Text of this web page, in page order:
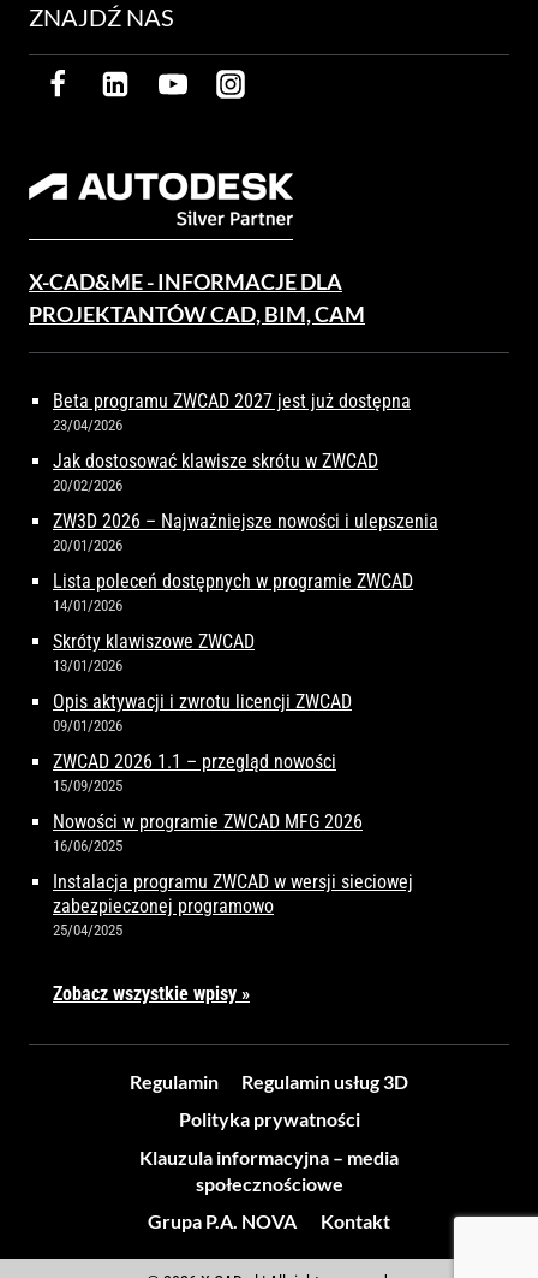
ZNAJDŹ NAS
X-CAD&ME - INFORMACJE DLA
PROJEKTANTÓW CAD, BIM, CAM
Beta programu ZWCAD 2027 jest już dostępna
23/04/2026
Jak dostosować klawisze skrótu w ZWCAD
20/02/2026
ZW3D 2026 – Najważniejsze nowości i ulepszenia
20/01/2026
Lista poleceń dostępnych w programie ZWCAD
14/01/2026
Skróty klawiszowe ZWCAD
13/01/2026
Opis aktywacji i zwrotu licencji ZWCAD
09/01/2026
ZWCAD 2026 1.1 – przegląd nowości
15/09/2025
Nowości w programie ZWCAD MFG 2026
16/06/2025
Instalacja programu ZWCAD w wersji sieciowej
zabezpieczonej programowo
25/04/2025
Zobacz wszystkie wpisy »
Regulamin
Regulamin usług 3D
Polityka prywatności
Klauzula informacyjna – media
społecznościowe
Grupa P.A. NOVA
Kontakt